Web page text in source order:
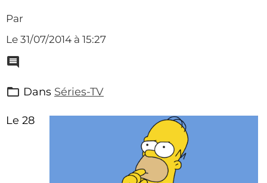
Par
Le 31/07/2014 à 15:27
Dans Séries-TV
Le 28